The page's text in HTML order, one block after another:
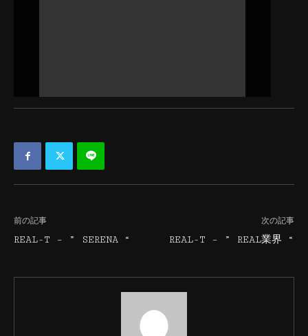
前の記事
REAL-T – ” SERENA “
次の記事
REAL-T – ” REAL業界 “